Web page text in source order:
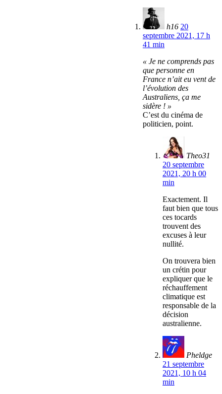
h16 20
septembre 2021, 17 h
41 min
« Je ne comprends pas
que personne en
France n’ait eu vent de
l’évolution des
Australiens, ça me
sidère ! »
C’est du cinéma de
politicien, point.
Theo31
20 septembre
2021, 20 h 00
min
Exactement. Il
faut bien que tous
ces tocards
trouvent des
excuses à leur
nullité.
On trouvera bien
un crétin pour
expliquer que le
réchauffement
climatique est
responsable de la
décision
australienne.
Pheldge
21 septembre
2021, 10 h 04
min